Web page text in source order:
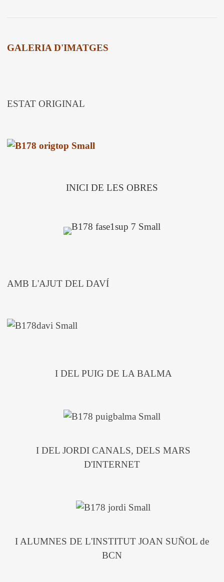
GALERIA D'IMATGES
ESTAT ORIGINAL
INICI DE LES OBRES
AMB L'AJUT DEL DAVÍ
I DEL PUIG DE LA BALMA
I DEL JORDI CANALS, DELS MARS
D'INTERNET
I ALUMNES DE L'INSTITUT JOAN SUÑOL de
BCN